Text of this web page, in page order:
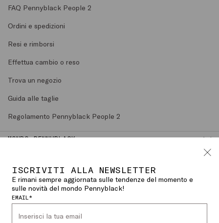
FAQ Pennyblack People 2
Ordini e spedizioni
Resi e rimborsi
Effettua cambio o reso
Trova un negozio
Guida alle taglie
Regolamento Pennyblack People 2
MONDO PENNYBLACK
CAMBIA PAESE O LINGUA
ISCRIVITI ALLA NEWSLETTER
E rimani sempre aggiornata sulle tendenze del momento e
sulle novità del mondo Pennyblack!
EMAIL*